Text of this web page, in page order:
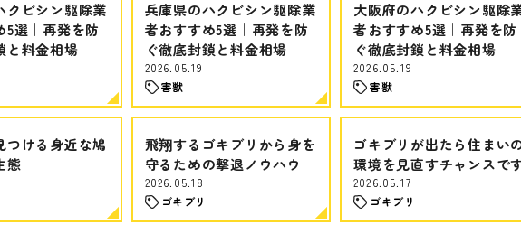
クビシン駆除業
5選｜再発を防
と料金相場
兵庫県のハクビシン駆除業
者おすすめ5選｜再発を防
ぐ徹底封鎖と料金相場
2026.05.19
害獣
大阪府のハクビシン駆除
者おすすめ5選｜再発を防
ぐ徹底封鎖と料金相場
2026.05.19
害獣
つける身近な鳩
態
飛翔するゴキブリから身を
守るための撃退ノウハウ
2026.05.18
ゴキブリ
ゴキブリが出たら住まい
環境を見直すチャンスで
2026.05.17
ゴキブリ